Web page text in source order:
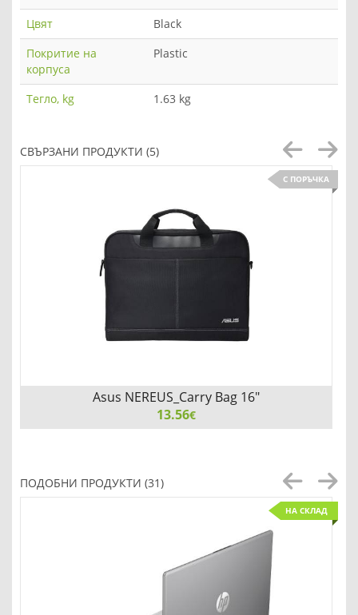
Цвят
Black
Покритие на
корпуса
Plastic
Тегло, kg 1.63 kg
СВЪРЗАНИ ПРОДУКТИ (5)
С ПОРЪЧКА
Сравни
Asus NEREUS_Carry Bag 16"
13.56€
ПОДОБНИ ПРОДУКТИ (31)
НА СКЛАД